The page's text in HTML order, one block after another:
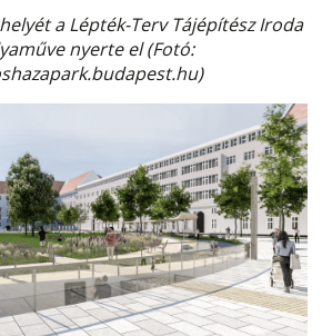
a Lépték-Terv Tájépítész Iroda
nyerte el (Fotó: